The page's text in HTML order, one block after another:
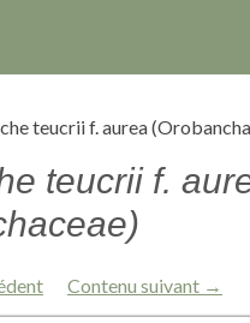
teucrii f. aurea
teucrii f.
Contenu suivant →